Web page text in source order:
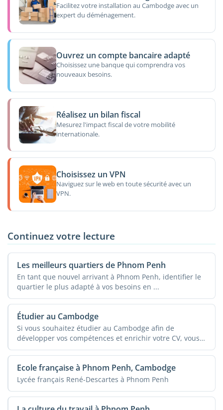
Facilitez votre installation au Cambodge avec un
expert du déménagement.
Ouvrez un compte bancaire adapté
Choisissez une banque qui comprendra vos
nouveaux besoins.
Réalisez un bilan fiscal
Mesurez l'impact fiscal de votre mobilité
internationale.
Choisissez un VPN
Naviguez sur le web en toute sécurité avec un
VPN.
Continuez votre lecture
Les meilleurs quartiers de Phnom Penh
En tant que nouvel arrivant à Phnom Penh, identifier le
quartier le plus adapté à vos besoins en ...
Étudier au Cambodge
Si vous souhaitez étudier au Cambodge afin de
développer vos compétences et enrichir votre CV, vous
...
Ecole française à Phnom Penh, Cambodge
Lycée français René-Descartes à Phnom Penh